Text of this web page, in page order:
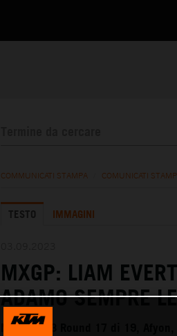
COMMUNICATI STAMPA COMUNICATI
TESTO IMMAGINI
MXGP: LIAM
ADAMO SEMPRE
MXGP 2023 Round 17 di 19, Afyon,